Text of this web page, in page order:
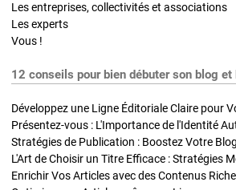
Les entreprises, collectivités et associations
Les experts
Vous !
12 conseils pour bien débuter son blog
Développez une Ligne Éditoriale Claire pour
Présentez-vous : L'Importance de l'Identité
L'Art de Choisir un Titre Efficace : Stratégies